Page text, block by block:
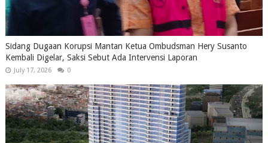
Sidang Dugaan Korupsi Mantan Ketua Ombudsman Hery Susanto
Kembali Digelar, Saksi Sebut Ada Intervensi Laporan
July 17, 2026 0